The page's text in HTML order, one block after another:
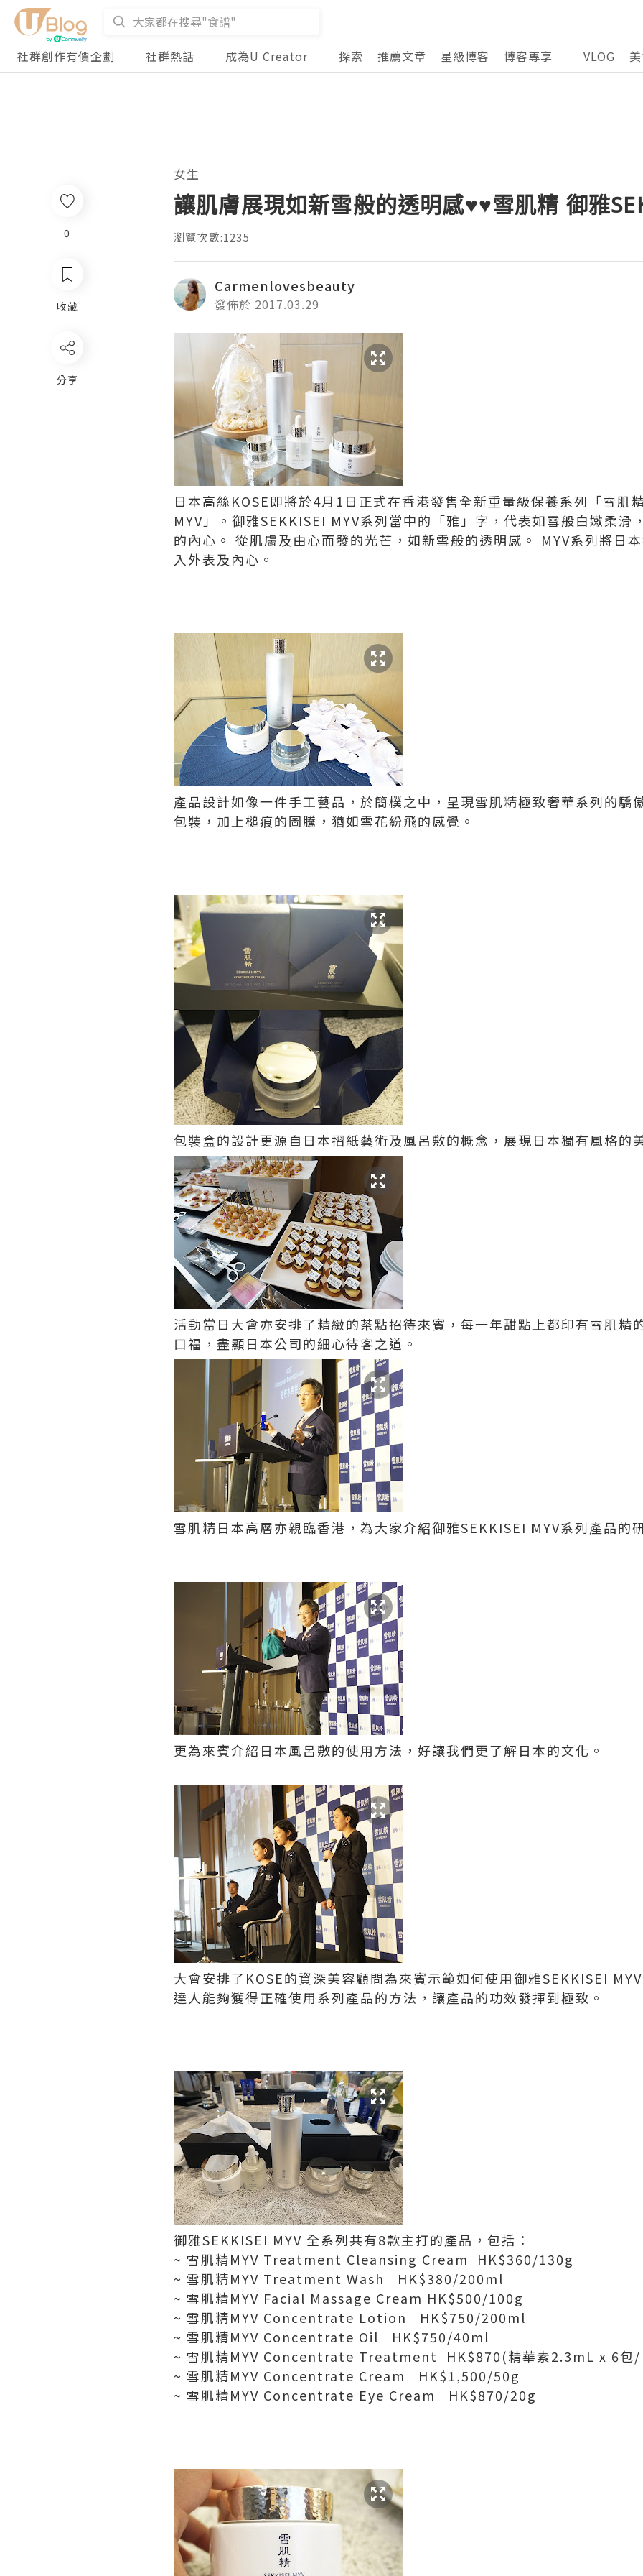
社群創作有價企劃 社群熱話 成為U Creator 探索 推薦文章 星級博客 博客專享 VLOG
0
收藏
分享
女生
讓肌膚展現如新雪般的透明感♥♥雪肌精 御雅
瀏覽次數:1235
Carmenlovesbeauty
發佈於 2017.03.29
日本高絲KOSE即將於4月1日正式在香港發售全新重量級保養系列「雪肌
MYV」。御雅SEKKISEI MYV系列當中的「雅」字，代表如雪般白嫩柔滑
的內心。 從肌膚及由心而發的光芒，如新雪般的透明感。 MYV系列將日
入外表及內心。
產品設計如像一件手工藝品，於簡樸之中，呈現雪肌精極致奢華系列的驕
包裝，加上槌痕的圖騰，猶如雪花紛飛的感覺。
包裝盒的設計更源自日本摺紙藝術及風呂敷的概念，展現日本獨有風格的
活動當日大會亦安排了精緻的茶點招待來賓，每一年甜點上都印有雪肌精
口福，盡顯日本公司的細心待客之道。
雪肌精日本高層亦親臨香港，為大家介紹御雅SEKKISEI MYV系列產品的
更為來賓介紹日本風呂敷的使用方法，好讓我們更了解日本的文化。
大會安排了KOSE的資深美容顧問為來賓示範如何使用御雅SEKKISEI
達人能夠獲得正確使用系列產品的方法，讓產品的功效發揮到極致。
御雅SEKKISEI MYV 全系列共有8款主打的產品，包括：
~ 雪肌精MYV Treatment Cleansing Cream HK$360/130g
~ 雪肌精MYV Treatment Wash HK$380/200ml
~ 雪肌精MYV Facial Massage Cream HK$500/100g
~ 雪肌精MYV Concentrate Lotion HK$750/200ml
~ 雪肌精MYV Concentrate Oil HK$750/40ml
~ 雪肌精MYV Concentrate Treatment HK$870(精華素2.3mL x 6包/
~ 雪肌精MYV Concentrate Cream HK$1,500/50g
~ 雪肌精MYV Concentrate Eye Cream HK$870/20g